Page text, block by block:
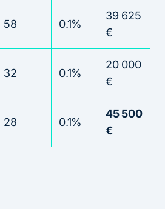
58 0.1%
39 625
€
32 0.1%
20 000
€
28 0.1%
45 500
€